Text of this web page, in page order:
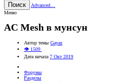
Поиск
Advanced…
Меню
AC Mesh в мунсун
Автор темы Gayaz
👁 1509
Дата начала 7 Окт 2019
Форумы
Разделы